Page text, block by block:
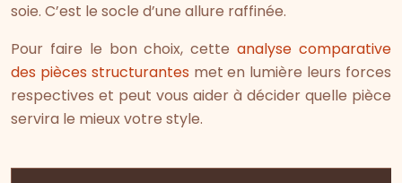
soie. C’est le socle d’une allure raffinée.
Pour faire le bon choix, cetteanalyse comparative
des pièces structurantes met en lumière leurs forces
respectives et peut vous aider à décider quelle pièce
servira le mieux votre style.